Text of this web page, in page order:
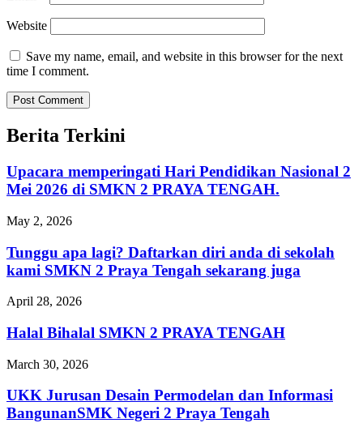
Website
Save my name, email, and website in this browser for the next
time I comment.
Berita Terkini
Upacara memperingati Hari Pendidikan Nasional 2
Mei 2026 di SMKN 2 PRAYA TENGAH.
May 2, 2026
Tunggu apa lagi? Daftarkan diri anda di sekolah
kami SMKN 2 Praya Tengah sekarang juga
April 28, 2026
Halal Bihalal SMKN 2 PRAYA TENGAH
March 30, 2026
UKK Jurusan Desain Permodelan dan Informasi
BangunanSMK Negeri 2 Praya Tengah